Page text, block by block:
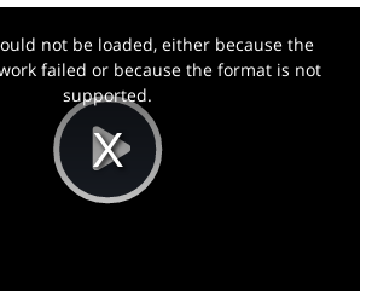
Play
not be loaded, either because the
failed or because the format is not
supported.